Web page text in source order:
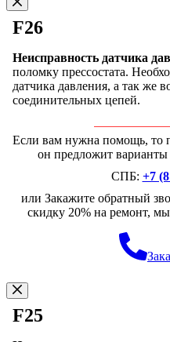
F26
Неисправность датчика
поломку прессостата.
датчика давления, а так же
соединительных цепей.
Если вам нужна помощь, то
он предложит
СПБ: +7
или Закажите обратный
скидку 20% на ремонт,
F25